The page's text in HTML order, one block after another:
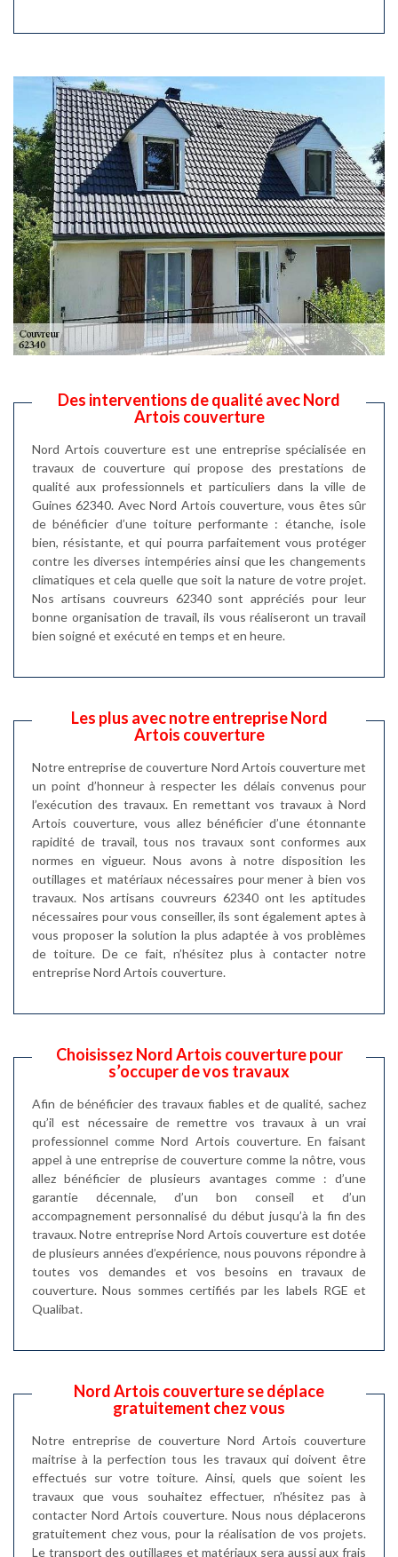
Des interventions de qualité avec Nord
Artois couverture
Nord Artois couverture est une entreprise spécialisée en
travaux de couverture qui propose des prestations de
qualité aux professionnels et particuliers dans la ville de
Guines 62340. Avec Nord Artois couverture, vous êtes sûr
de bénéficier d’une toiture performante : étanche, isole
bien, résistante, et qui pourra parfaitement vous protéger
contre les diverses intempéries ainsi que les changements
climatiques et cela quelle que soit la nature de votre projet.
Nos artisans couvreurs 62340 sont appréciés pour leur
bonne organisation de travail, ils vous réaliseront un travail
bien soigné et exécuté en temps et en heure.
Les plus avec notre entreprise Nord
Artois couverture
Notre entreprise de couverture Nord Artois couverture met
un point d’honneur à respecter les délais convenus pour
l’exécution des travaux. En remettant vos travaux à Nord
Artois couverture, vous allez bénéficier d’une étonnante
rapidité de travail, tous nos travaux sont conformes aux
normes en vigueur. Nous avons à notre disposition les
outillages et matériaux nécessaires pour mener à bien vos
travaux. Nos artisans couvreurs 62340 ont les aptitudes
nécessaires pour vous conseiller, ils sont également aptes à
vous proposer la solution la plus adaptée à vos problèmes
de toiture. De ce fait, n’hésitez plus à contacter notre
entreprise Nord Artois couverture.
Choisissez Nord Artois couverture pour
s’occuper de vos travaux
Afin de bénéficier des travaux fiables et de qualité, sachez
qu’il est nécessaire de remettre vos travaux à un vrai
professionnel comme Nord Artois couverture. En faisant
appel à une entreprise de couverture comme la nôtre, vous
allez bénéficier de plusieurs avantages comme : d’une
garantie décennale, d’un bon conseil et d’un
accompagnement personnalisé du début jusqu’à la fin des
travaux. Notre entreprise Nord Artois couverture est dotée
de plusieurs années d’expérience, nous pouvons répondre à
toutes vos demandes et vos besoins en travaux de
couverture. Nous sommes certifiés par les labels RGE et
Qualibat.
Nord Artois couverture se déplace
gratuitement chez vous
Notre entreprise de couverture Nord Artois couverture
maitrise à la perfection tous les travaux qui doivent être
effectués sur votre toiture. Ainsi, quels que soient les
travaux que vous souhaitez effectuer, n’hésitez pas à
contacter Nord Artois couverture. Nous nous déplacerons
gratuitement chez vous, pour la réalisation de vos projets.
Le transport des outillages et matériaux sera aussi aux frais